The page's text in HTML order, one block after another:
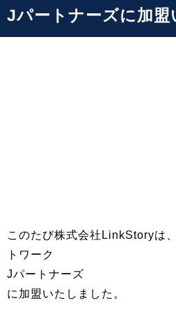
Jパートナーズに加盟
このたび株式会社LinkStoryは
トワーク
Jパートナーズ
に加盟いたしました。